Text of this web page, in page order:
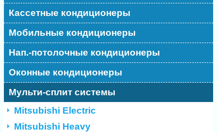
Кассетные кондиционеры
Мобильные кондиционеры
Нап.-потолочные кондиционеры
Оконные кондиционеры
Мульти-сплит системы
Mitsubishi Electric
Mitsubishi Heavy